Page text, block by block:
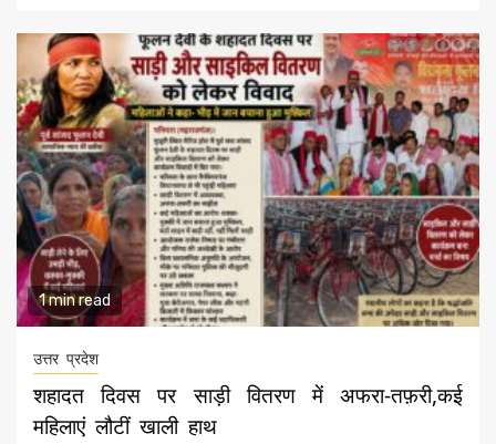
1 min read
उत्तर प्रदेश
शहादत दिवस पर साड़ी वितरण में अफरा-तफ़री,कई
महिलाएं लौटीं खाली हाथ